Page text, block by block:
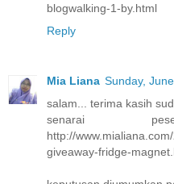
blogwalking-1-by.html
Reply
Mia Liana Sunday,
salam... terima kasih
senarai
http://
giveaway-fridge-